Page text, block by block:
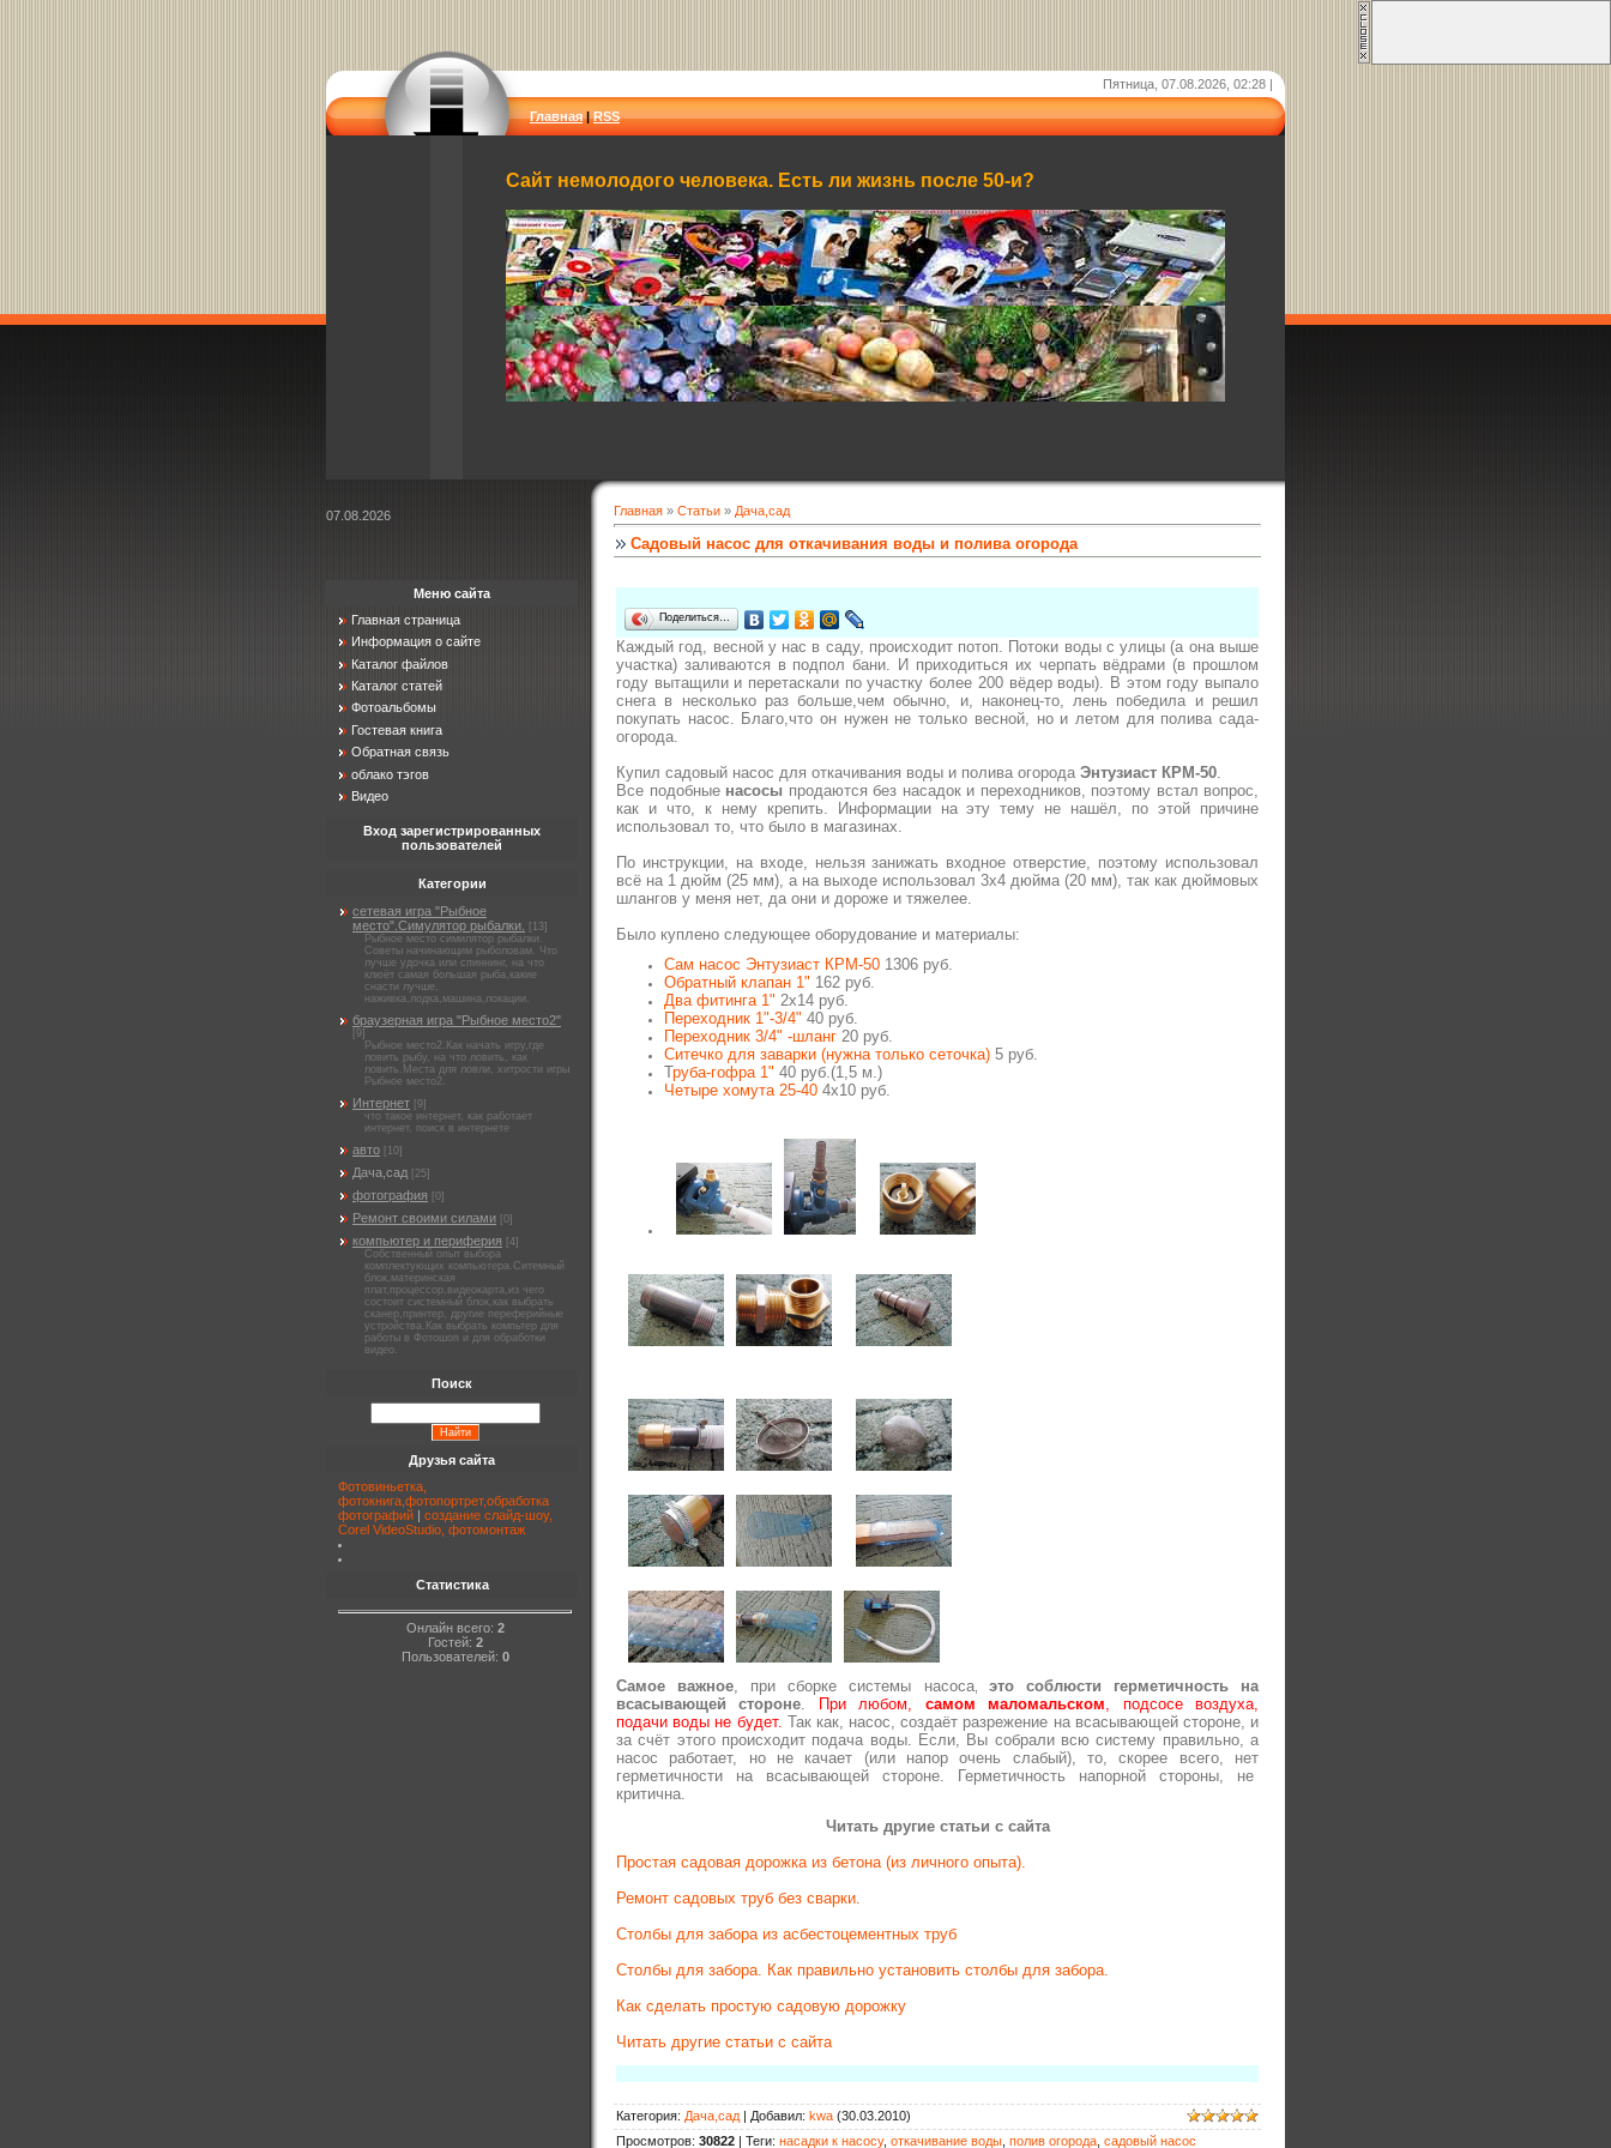
Пятница, 07.08.2026, 02:28 |
Главная |RSS
Сайт немолодого человека. Есть ли жизнь после 50-и?
Главная » Статьи » Дача,сад
Садовый насос для откачивания воды и полива огорода
Поделиться…
Каждый год, весной у нас в саду, происходит потоп. Потоки воды с улицы (а она выше
участка) заливаются в подпол бани. И приходиться их черпать вёдрами (в прошлом
году вытащили и перетаскали по участку более 200 вёдер воды). В этом году выпало
снега в несколько раз больше,чем обычно, и, наконец-то, лень победила и решил
покупать насос. Благо,что он нужен не только весной, но и летом для полива сада-
огорода.
Купил cадовый насос для откачивания воды и полива огорода Энтузиаст КРМ-50
Все подобные насосы продаются без насадок и переходников, поэтому встал вопрос,
как и что, к нему крепить. Информации на эту тему не нашёл, по этой причине
использовал то, что было в магазинах.
По инструкции, на входе, нельзя занижать входное отверстие, поэтому использовал
всё на 1 дюйм (25 мм), а на выходе использовал 3x4 дюйма (20 мм), так как дюймовых
шлангов у меня нет, да они и дороже и тяжелее.
Было куплено следующее оборудование и материалы:
Сам насос Энтузиаст КРМ-50 1306 руб.
Обратный клапан 1" 162 руб.
Два фитинга 1" 2x14 руб.
Переходник 1"-3/4" 40 руб.
Переходник 3/4" -шланг 20 руб.
Ситечко для заварки (нужна только сеточка) 5 руб.
Труба-гофра 1" 40 руб.(1,5 м.)
Четыре хомута 25-40 4х10 руб.
Самое важное, при сборке системы насоса, это соблюсти герметичность на
всасывающей стороне. При любом, самом маломальском, подсосе воздуха,
подачи воды не будет. Так как, насос, создаёт разрежение на всасывающей стороне, и
за счёт этого происходит подача воды. Если, Вы собрали всю систему правильно, а
насос работает, но не качает (или напор очень слабый), то, скорее всего, нет
герметичности на всасывающей стороне. Герметичность напорной стороны, не
критична.
Читать другие статьи с сайта
Простая садовая дорожка из бетона (из личного опыта).
Ремонт садовых труб без сварки.
Столбы для забора из асбестоцементных труб
Столбы для забора. Как правильно установить столбы для забора.
Как сделать простую садовую дорожку
Читать другие статьи с сайта
Категория: Дача,сад | Добавил: kwa (30.03.2010)
Просмотров: 30822 | Теги: насадки к насосу, откачивание воды полив огорода садовый насос
07.08.2026
Меню сайта
Главная страница
Информация о сайте
Каталог файлов
Каталог статей
Фотоальбомы
Гостевая книга
Обратная связь
облако тэгов
Видео
Вход зарегистрированных
пользователей
Категории
сетевая игра "Рыбное
место".Симулятор рыбалки.
[13]
Рыбное место симилятор рыбалки.
Советы начинающим рыболовам. Что
лучше удочка или спиннинг, на что
клюёт самая большая рыба,какие
снасти лучше,
наживка,лодка,машина,локации.
браузерная игра "Рыбное место2"
[9]
Рыбное место2.Как начать игру,где
ловить рыбу, на что ловить, как
ловить.Места для ловли, хитрости игры
Рыбное место2.
Интернет [9]
что такое интернет, как работает
интернет, поиск в интернете
авто [10]
Дача,сад [25]
фотография [0]
Ремонт своими силами [0]
компьютер и периферия
[4]
Собственный опыт выбора
комплектующих компьютера.Ситемный
блок,материнская
плат,процессор,видеокарта,из чего
состоит системный блок,как выбрать
сканер,принтер, другие переферийные
устройства.Как выбрать компьтер для
работы в Фотошоп и для обработки
видео.
Поиск
Друзья сайта
Фотовиньетка,
фотокнига,фотопортрет,обработка
фотографий | создание слайд-шоу,
Corel VideoStudio, фотомонтаж
Статистика
Онлайн всего: 2
Гостей: 2
Пользователей: 0